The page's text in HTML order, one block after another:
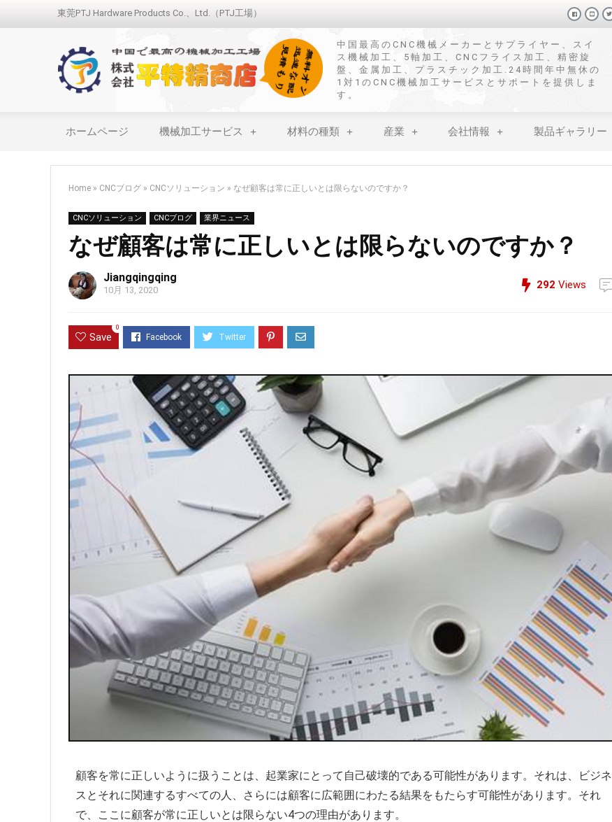
東莞PTJ Hardware Products Co.、Ltd.（PTJ工場）
中国最高のCNC機械メーカーとサプライヤー、スイ
ス機械加工、5軸加工、CNCフライス加工、精密旋
盤、金属加工、プラスチック加工.24時間年中無休の
1対1のCNC機械加工サービスとサポートを提供しま
す。
ホームページ 機械加工サービス 材料の種類 産業 会社情報 製品ギャラリー
Home » CNCブログ » CNCソリューション » なぜ顧客は常に正しいとは限らないのですか？
CNCソリューション CNCブログ 業界ニュース
なぜ顧客は常に正しいとは限らないのですか？
Jiangqingqing
10月 13, 2020 292 Views
Save
0
顧客を常に正しいように扱うことは、起業家にとって自己破壊的である可能性があります。それは、ビジネ
スとそれに関連するすべての人、さらには顧客に広範囲にわたる結果をもたらす可能性があります。それ
で、ここに顧客が常に正しいとは限らない4つの理由があります。